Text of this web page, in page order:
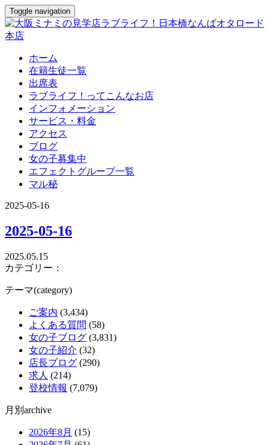
Toggle navigation
ホーム
在籍生徒一覧
出席表
ラブライフ！ってこんなお店
インフォメーション
サービス・料金
アクセス
ブログ
女の子募集中
エフェクトグループ一覧
マル秘
2025-05-16
2025-05-16
2025.05.15
カテゴリー：
テーマ(category)
ご案内 (3,434)
よくある質問 (58)
女の子ブログ (3,831)
女の子紹介 (32)
店長ブログ (290)
求人 (214)
登校情報 (7,079)
月別archive
2026年8月 (15)